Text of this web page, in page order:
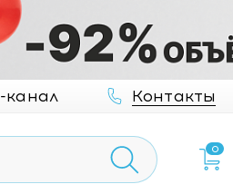
канал Контакты
0